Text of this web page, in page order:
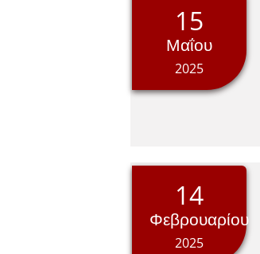
15
Μαΐου
2025
14
Φεβρουαρίου
2025